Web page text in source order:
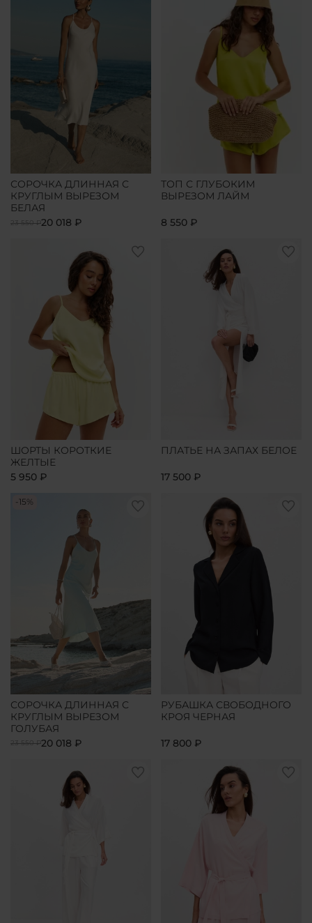
СОРОЧКА ДЛИННАЯ С
КРУГЛЫМ ВЫРЕЗОМ
БЕЛАЯ
23 550 ₽20 018 ₽
ТОП С ГЛУБОКИМ
ВЫРЕЗОМ ЛАЙМ
8 550 ₽
ШОРТЫ КОРОТКИЕ
ЖЕЛТЫЕ
5 950 ₽
ПЛАТЬЕ НА ЗАПАХ БЕЛОЕ
17 500 ₽
-15%
СОРОЧКА ДЛИННАЯ С
КРУГЛЫМ ВЫРЕЗОМ
ГОЛУБАЯ
23 550 ₽20 018 ₽
РУБАШКА СВОБОДНОГО
КРОЯ ЧЕРНАЯ
17 800 ₽